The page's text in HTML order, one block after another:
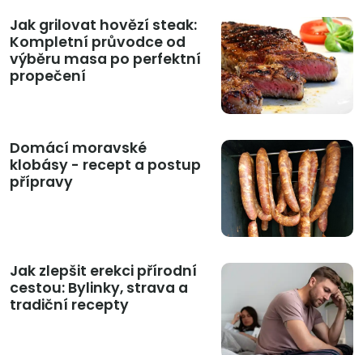
Jak grilovat hovězí steak:
Kompletní průvodce od
výběru masa po perfektní
propečení
Domácí moravské
klobásy - recept a postup
přípravy
Jak zlepšit erekci přírodní
cestou: Bylinky, strava a
tradiční recepty